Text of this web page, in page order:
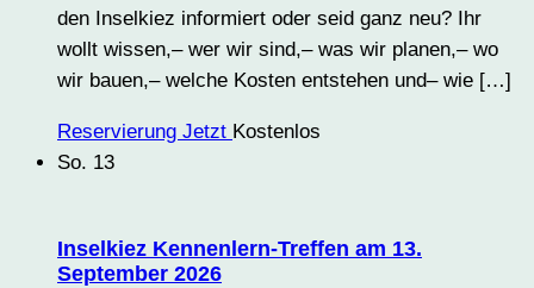
den Inselkiez informiert oder seid ganz neu? Ihr
wollt wissen,– wer wir sind,– was wir planen,– wo
wir bauen,– welche Kosten entstehen und– wie […]
Reservierung Jetzt Kostenlos
So. 13
Inselkiez Kennenlern-Treffen am 13.
September 2026